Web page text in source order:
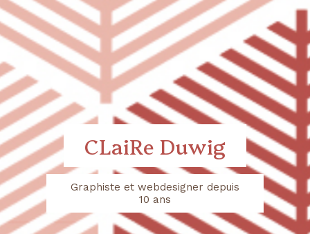
CLaiRe Duwig
Graphiste et webdesigner depuis
10 ans